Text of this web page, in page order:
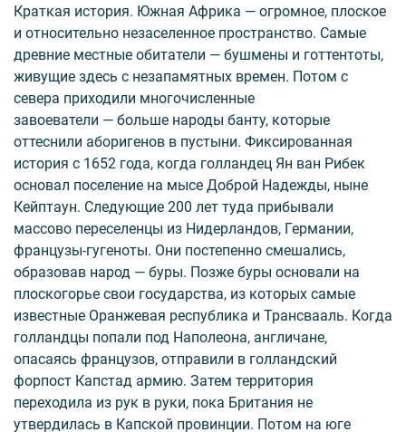
Краткая история. Южная Африка — огромное, плоское
и относительно незаселенное пространство. Самые
древние местные обитатели — бушмены и готтентоты,
живущие здесь с незапамятных времен. Потом с
севера приходили многочисленные
завоеватели — больше народы банту, которые
оттеснили аборигенов в пустыни. Фиксированная
история с 1652 года, когда голландец Ян ван Рибек
основал поселение на мысе Доброй Надежды, ныне
Кейптаун. Следующие 200 лет туда прибывали
массово переселенцы из Нидерландов, Германии,
французы-гугеноты. Они постепенно смешались,
образовав народ — буры. Позже буры основали на
плоскогорье свои государства, из которых самые
известные Оранжевая республика и Трансвааль. Когда
голландцы попали под Наполеона, англичане,
опасаясь французов, отправили в голландский
форпост Капстад армию. Затем территория
переходила из рук в руки, пока Британия не
утвердилась в Капской провинции. Потом на юге